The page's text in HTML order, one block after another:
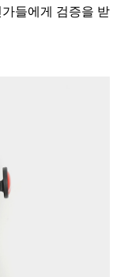
들에게 검증을 받